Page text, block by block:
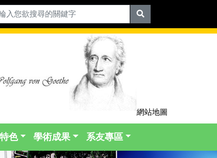
網站地圖
色 學術成果 系友專區